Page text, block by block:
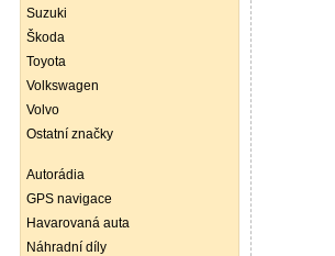
Suzuki
Škoda
Toyota
Volkswagen
Volvo
Ostatní značky
Autorádia
GPS navigace
Havarovaná auta
Náhradní díly